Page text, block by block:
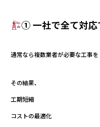
① 一社で全て対応
通常なら複数業者が必要な工事を
その結果、
工期短縮
コストの最適化